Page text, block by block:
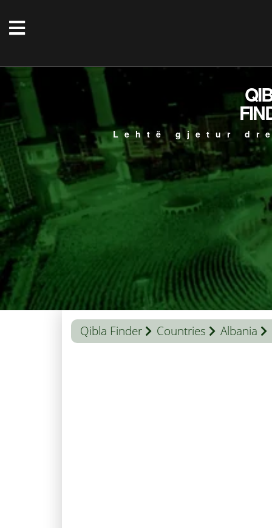
Lehtë gjetur
Qibla Finder Countries Albania